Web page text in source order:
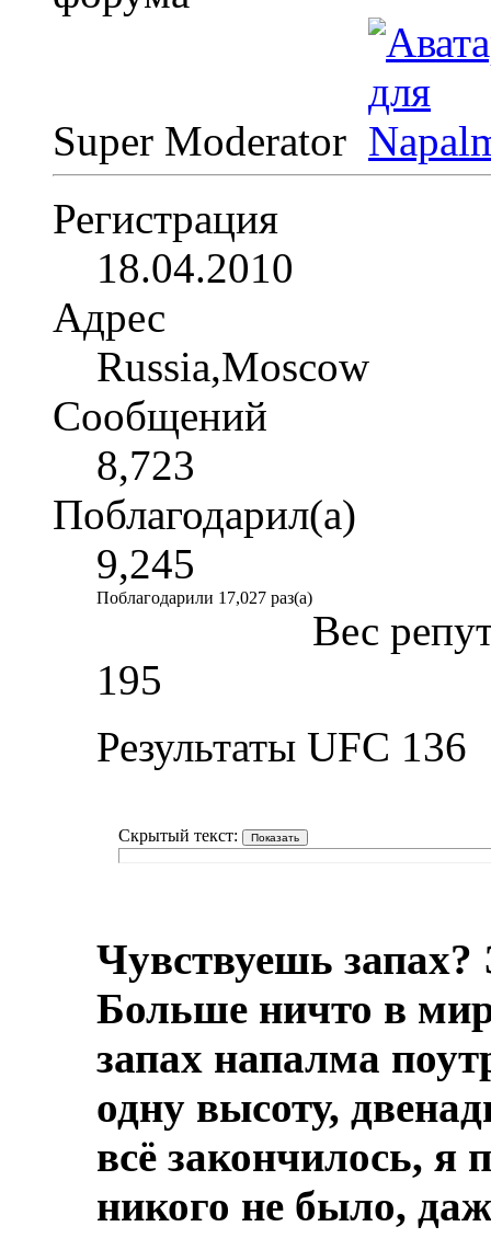
Super Moderator
Регистрация
18.04.2010
Адрес
Russia,Moscow
Сообщений
8,723
Поблагодарил(а)
9,245
Поблагодарили 17,027 раз(а)
Вес
195
Результаты UFC 136
Скрытый текст:
Чувствуешь
Больше ничто в
запах напалма
одну высоту,
всё закончилось, я
никого не было,